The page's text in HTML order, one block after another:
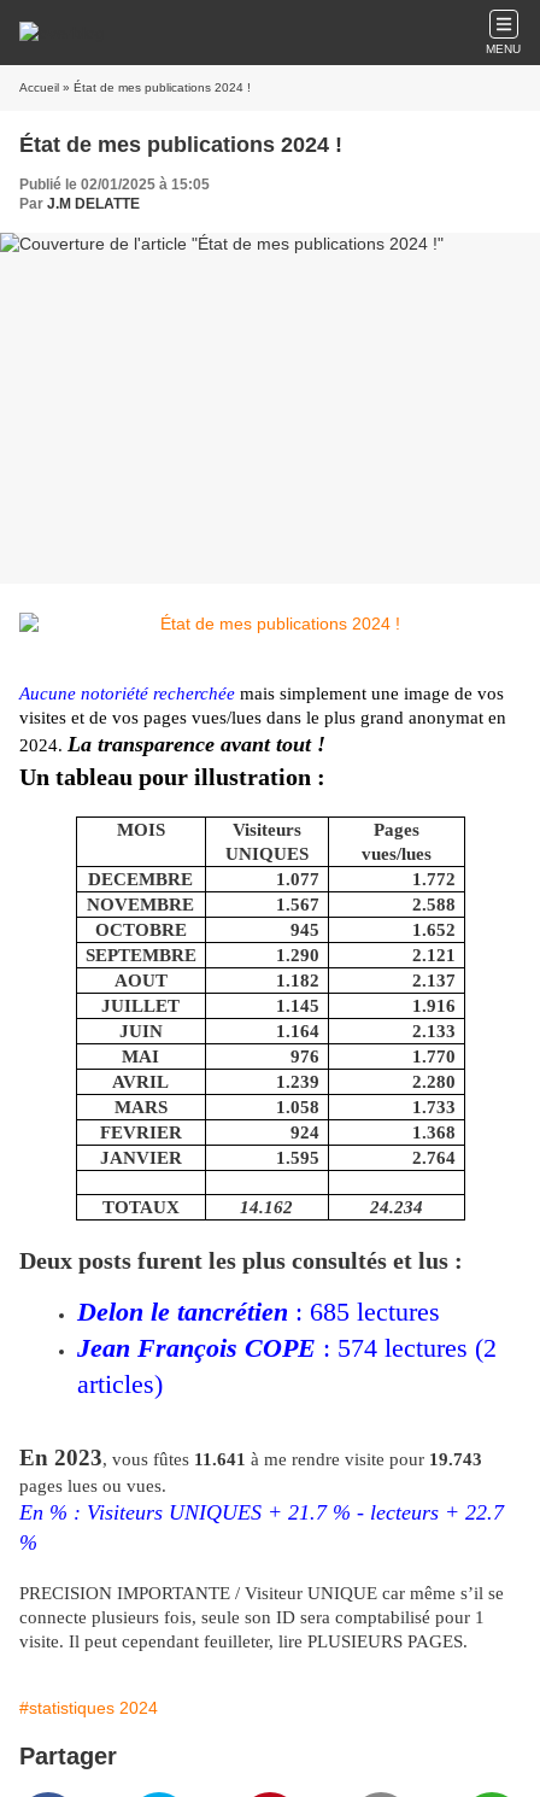
MENU
Accueil » État de mes publications 2024 !
État de mes publications 2024 !
Publié le 02/01/2025 à 15:05
Par J.M DELATTE
Aucune notoriété recherchée mais simplement une image de vos
visites et de vos pages vues/lues dans le plus grand anonymat en
2024. La transparence avant tout !
Un tableau pour illustration :
MOIS
Visiteurs
UNIQUES
Pages
vues/lues
DECEMBRE
1.077
1.772
NOVEMBRE
1.567
2.588
OCTOBRE
945
1.652
SEPTEMBRE
1.290
2.121
AOUT
1.182
2.137
JUILLET
1.145
1.916
JUIN
1.164
2.133
MAI
976
1.770
AVRIL
1.239
2.280
MARS
1.058
1.733
FEVRIER
924
1.368
JANVIER
1.595 2.764
TOTAUX 14.162 24.234
Deux posts furent les plus consultés et lus :
Delon le tancrétien : 685 lectures
Jean François COPE : 574 lectures (2
articles)
En 2023, vous fûtes 11.641 à me rendre visite pour 19.743
pages lues ou vues.
En % : Visiteurs UNIQUES + 21.7 % - lecteurs + 22.7
%
PRECISION IMPORTANTE / Visiteur UNIQUE car même s’il se
connecte plusieurs fois, seule son ID sera comptabilisé pour 1
visite. Il peut cependant feuilleter, lire PLUSIEURS PAGES.
#statistiques 2024
Partager